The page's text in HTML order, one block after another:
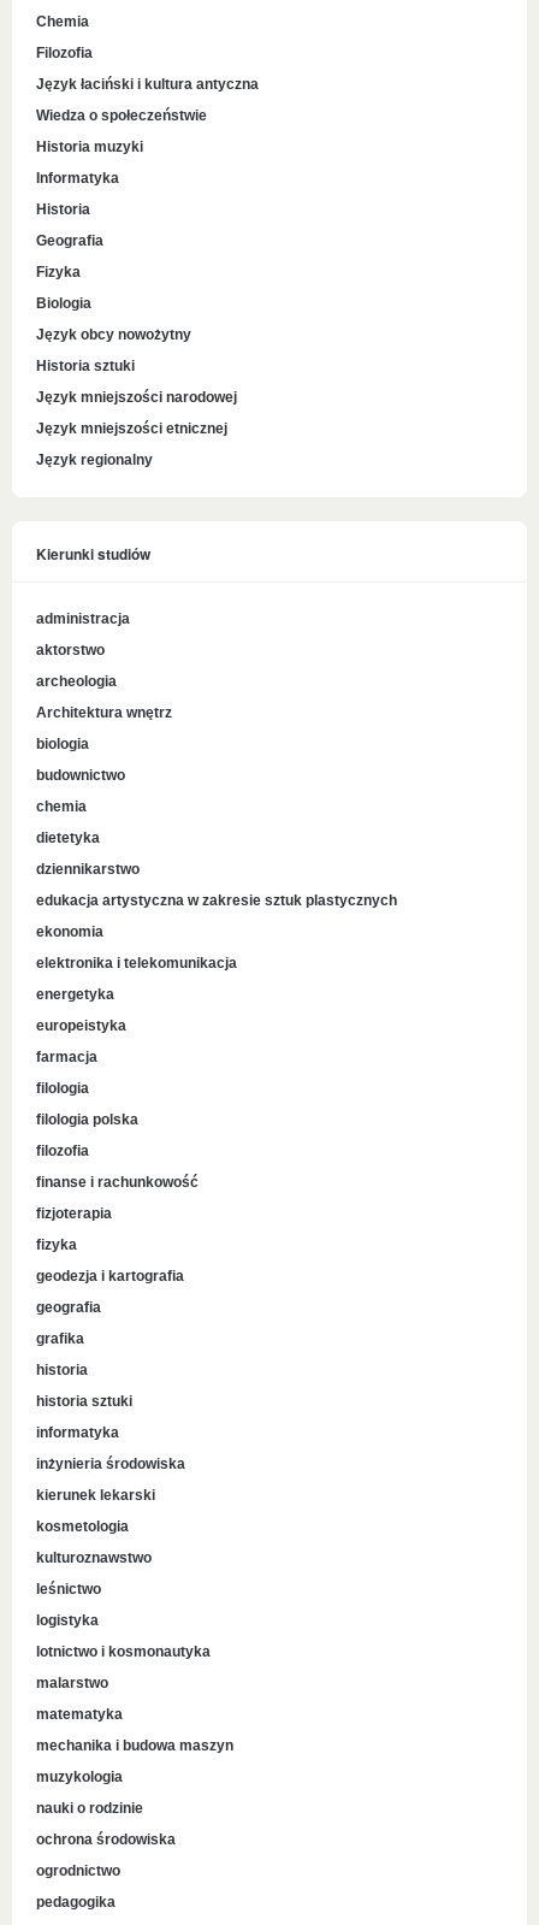
Chemia
Filozofia
Język łaciński i kultura antyczna
Wiedza o społeczeństwie
Historia muzyki
Informatyka
Historia
Geografia
Fizyka
Biologia
Język obcy nowożytny
Historia sztuki
Język mniejszości narodowej
Język mniejszości etnicznej
Język regionalny
Kierunki studiów
administracja
aktorstwo
archeologia
Architektura wnętrz
biologia
budownictwo
chemia
dietetyka
dziennikarstwo
edukacja artystyczna w zakresie sztuk plastycznych
ekonomia
elektronika i telekomunikacja
energetyka
europeistyka
farmacja
filologia
filologia polska
filozofia
finanse i rachunkowość
fizjoterapia
fizyka
geodezja i kartografia
geografia
grafika
historia
historia sztuki
informatyka
inżynieria środowiska
kierunek lekarski
kosmetologia
kulturoznawstwo
leśnictwo
logistyka
lotnictwo i kosmonautyka
malarstwo
matematyka
mechanika i budowa maszyn
muzykologia
nauki o rodzinie
ochrona środowiska
ogrodnictwo
pedagogika